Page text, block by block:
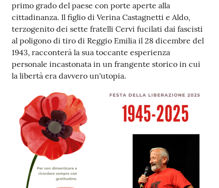
primo grado del paese con porte aperte alla
cittadinanza. Il figlio di Verina Castagnetti e Aldo,
terzogenito dei sette fratelli Cervi fucilati dai fascisti
al poligono di tiro di Reggio Emilia il 28 dicembre del
1943, racconterà la sua toccante esperienza
personale incastonata in un frangente storico in cui
la libertà era davvero un'utopia.